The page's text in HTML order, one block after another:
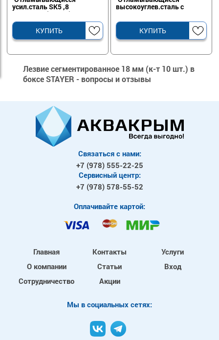
усил.сталь SK5 ,8
сегментов(10 шт.)
КУПИТЬ
высокоуглев.сталь с
сегментов (5шт)
КУПИТЬ
Лезвие сегментированное 18 мм (к-т 10 шт.) в
боксе STAYER - вопросы и отзывы
Связаться с нами:
+7 (978) 555-22-25
Сервисный центр:
+7 (978) 578-55-52
Оплачивайте картой:
Главная
О компании
Сотрудничество
Контакты
Статьи
Акции
Услуги
Вход
Mы в социальных сетях: